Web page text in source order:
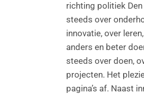
richting politiek
steeds over
innovatie, over
anders en beter
steeds over doen,
projecten. Het
pagina’s af. Naast